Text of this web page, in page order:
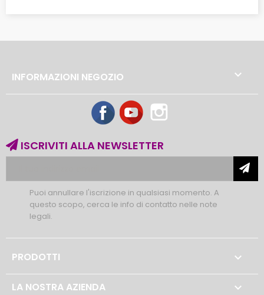
INFORMAZIONI NEGOZIO 
FacebookYouTube
ISCRIVITI ALLA NEWSLETTER
Puoi annullare l'iscrizione in qualsiasi momento. A
questo scopo, cerca le info di contatto nelle note
legali.
PRODOTTI 
LA NOSTRA AZIENDA 